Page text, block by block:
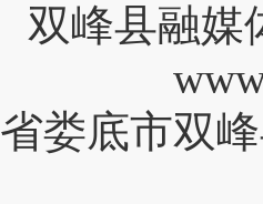
双峰县融媒
娄底市双